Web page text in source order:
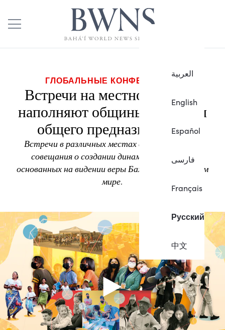
العربية
English
Español
فارسی
Français
Русский
中文
ГЛОБАЛЬНЫЕ КОНФЕРЕНЦИИ
Встречи на местном уровне
наполняют общины чувством
общего предназначения
Встречи в различных местах вдохновляют на
совещания о создании динамичных общин,
основанных на видении веры Бахаи о мире во всем
мире.